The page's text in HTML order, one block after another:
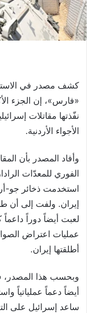
كشف مصدر في
«فارس»، إن الجزء
نفّذتها مقاتلات
الأجواء الأردنية.
وأفاد المصدر بأن
الفوري للمعدّات
استخدمت ذخائر جو-
إيران. ولفت إلى أن
لعبت أيضاً دوراً
عمليات اعتراض
أطلقتها إيران.
وبحسب هذا
أيضاً دعماً عملياتياً
ساعد إسرائيل على